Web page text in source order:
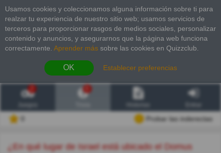
Usamos cookies y coleccionamos alguna información sobre ti para
realzar tu experiencia de nuestro sitio web; usamos servicios de
terceros para proporcionar rasgos de medios sociales, personalizar
contenido y anuncios, y asegurarnos que la página web funciona
correctamente. Aprender más sobre las cookies en Quizzclub.
OK Establecer preferencias
2
Probar las inderectas
¿En qué lugar de Israel está ubicado el Domus